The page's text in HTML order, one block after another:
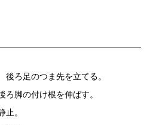
ろ足のつま先を立てる。
脚の付け根を伸ばす。
。